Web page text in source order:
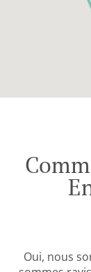
Oui, nous